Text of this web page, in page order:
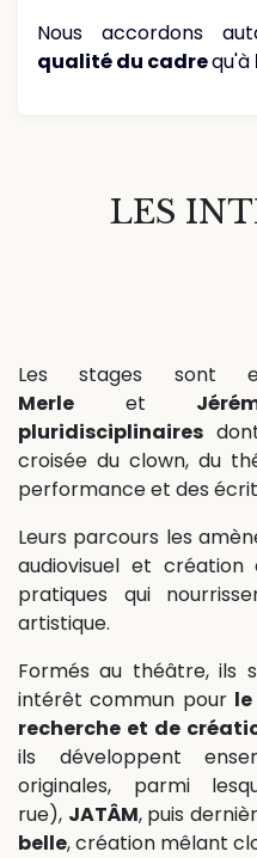
Nous accordons
qualité du cadrequ'à
LES
Les stages
Merle et
pluridisciplinaires
croisée du clown, du
performance et des
Leurs parcours les
audiovisuel et
pratiques qui
artistique.
Formés au théâtre, ils
intérêt commun pour
recherche et de
ils développent
originales, parmi
rue), JATÂM, puis
belle, création mêlant